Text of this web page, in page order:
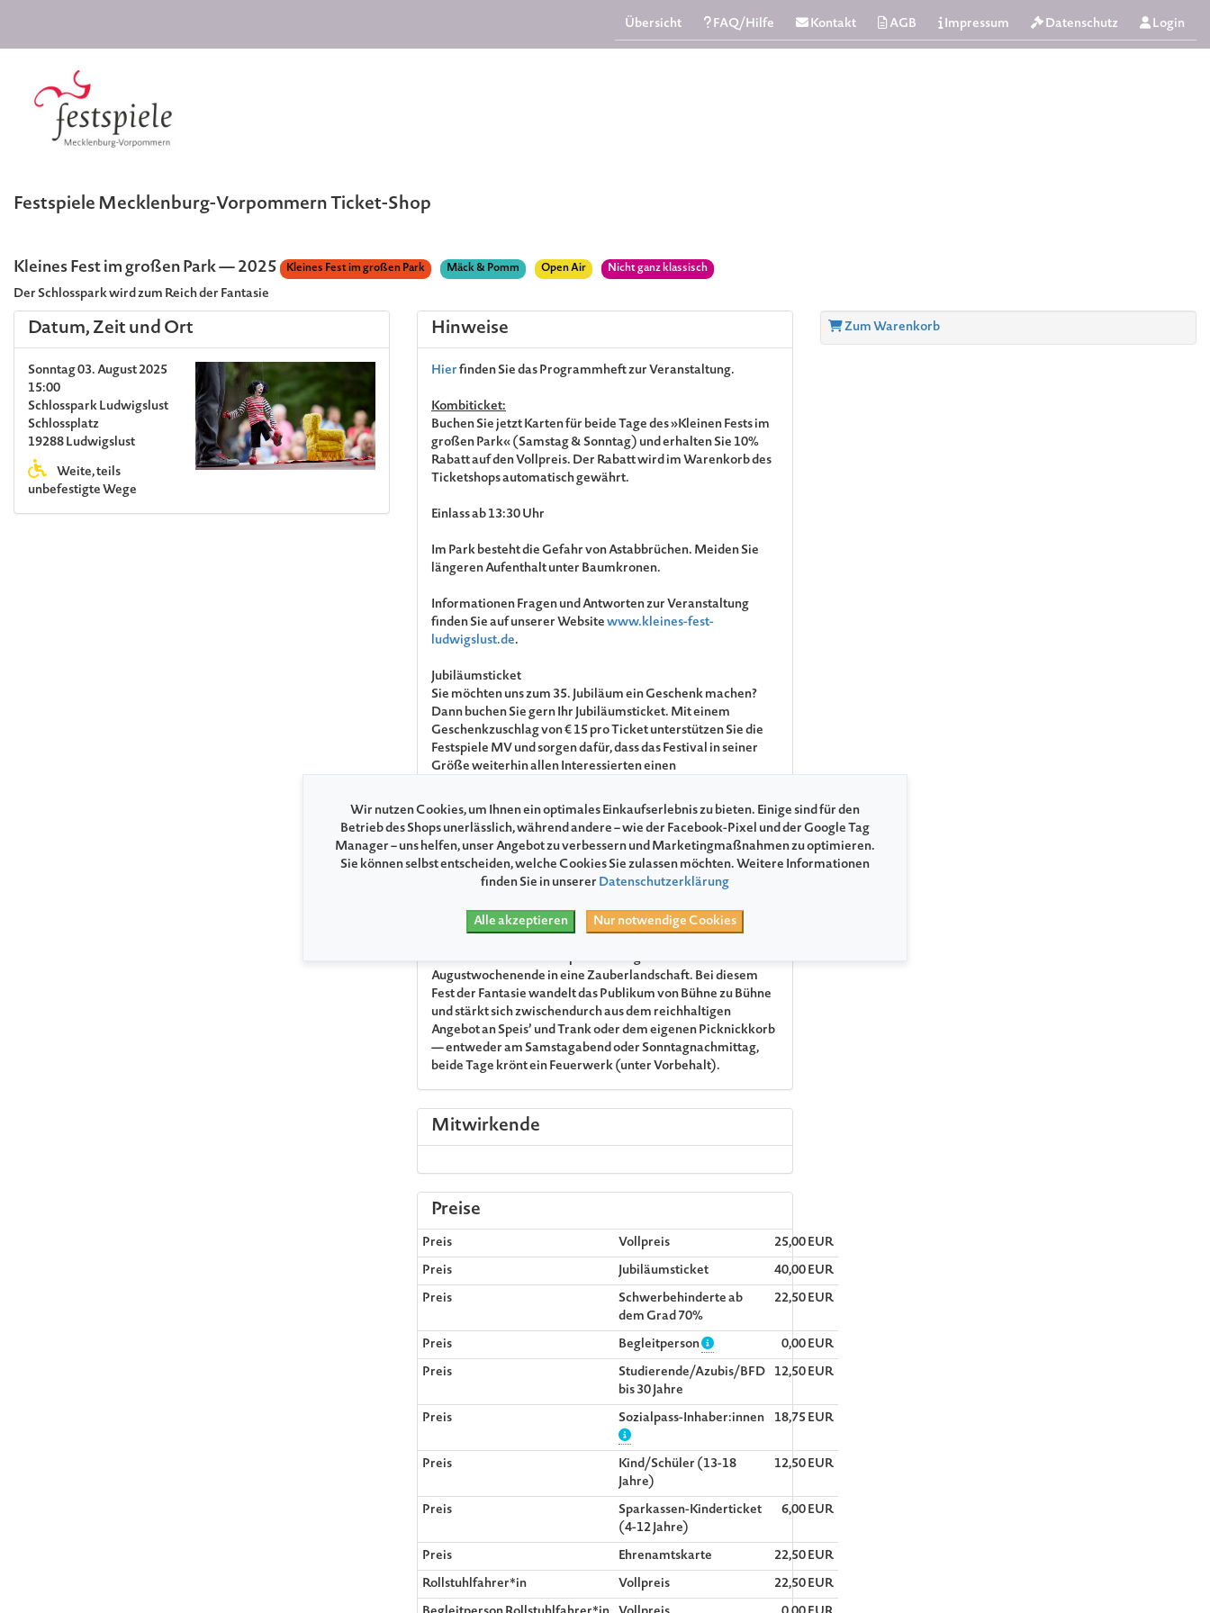
Übersicht FAQ/Hilfe Kontakt AGB Impressum Datenschutz Login
Festspiele Mecklenburg-Vorpommern Ticket-Shop
Kleines Fest im großen Park — 2025 Kleines Fest im großen Park Mäck & Pomm Open Air Nicht ganz klassisch
Der Schlosspark wird zum Reich der Fantasie
Datum, Zeit und Ort
Sonntag 03. August 2025
15:00
Schlosspark Ludwigslust
Schlossplatz
19288 Ludwigslust
Weite, teils
unbefestigte Wege
Hinweise
Hierfinden Sie das Programmheft zur Veranstaltung.
Kombiticket:
Buchen Sie jetzt Karten für beide Tage des »Kleinen Fests im
großen Park« (Samstag & Sonntag) und erhalten Sie 10%
Rabatt auf den Vollpreis. Der Rabatt wird im Warenkorb des
Ticketshops automatisch gewährt.
Einlass ab 13:30 Uhr
Im Park besteht die Gefahr von Astabbrüchen. Meiden Sie
längeren Aufenthalt unter Baumkronen.
InformationenFragen und Antworten zur Veranstaltung
finden Sie auf unserer Websitewww.kleines-fest-
ludwigslust.de.
Jubiläumsticket
Sie möchten uns zum 35. Jubiläum ein Geschenk machen?
Dann buchen Sie gern Ihr Jubiläumsticket. Mit einem
Geschenkzuschlag von € 15 pro Ticket unterstützen Sie die
Festspiele MV und sorgen dafür, dass das Festival in seiner
Größe weiterhin allen Interessierten einen
klassischer und nicht ganz klassischer Musik ermöglichen
kann. Wir sagen: Herzlichen Dank!
Programm
Kleinkunst ganz groß: Akrobatik, Pantomime, Schauspiel,
verwandeln den Schlosspark Ludwigslust am ersten
Augustwochenende in eine Zauberlandschaft. Bei diesem
Fest der Fantasie wandelt das Publikum von Bühne zu Bühne
und stärkt sich zwischendurch aus dem reichhaltigen
Angebot an Speis’ und Trank oder dem eigenen Picknickkorb
— entweder am Samstagabend oder Sonntagnachmittag,
beide Tage krönt ein Feuerwerk (unter Vorbehalt).
Mitwirkende
Preise
Preis Vollpreis
25,00 EUR
Preis
Jubiläumsticket
40,00 EUR
Preis
Schwerbehinderte ab
dem Grad 70%
22,50 EUR
Preis Begleitperson
0,00 EUR
Preis
Studierende/Azubis/BFD
bis 30 Jahre
12,50 EUR
Preis Sozialpass-Inhaber:innen 18,75 EUR
Preis
Kind/Schüler (13-18
Jahre)
12,50 EUR
Preis
Sparkassen-Kinderticket
(4-12 Jahre)
6,00 EUR
Preis Ehrenamtskarte
22,50 EUR
Rollstuhlfahrer*in
Vollpreis
22,50 EUR
Zum Warenkorb
Wir nutzen Cookies, um Ihnen ein optimales Einkaufserlebnis zu bieten. Einige sind für den
Betrieb des Shops unerlässlich, während andere – wie der Facebook-Pixel und der Google Tag
Manager – uns helfen, unser Angebot zu verbessern und Marketingmaßnahmen zu optimieren.
Sie können selbst entscheiden, welche Cookies Sie zulassen möchten. Weitere Informationen
finden Sie in unserer Datenschutzerklärung
Alle akzeptieren Nur notwendige Cookies